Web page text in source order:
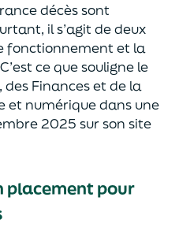
décès sont
il s’agit de deux
fonctionnement et la
C’est ce que souligne le
, des Financeset de la
et numériquedans une
2025 sur son site
placement pour